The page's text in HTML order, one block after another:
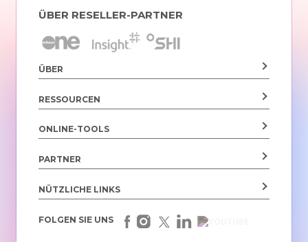
ÜBER RESELLER-PARTNER
ÜBER
RESSOURCEN
ONLINE-TOOLS
PARTNER
NÜTZLICHE LINKS
FOLGEN SIE UNS